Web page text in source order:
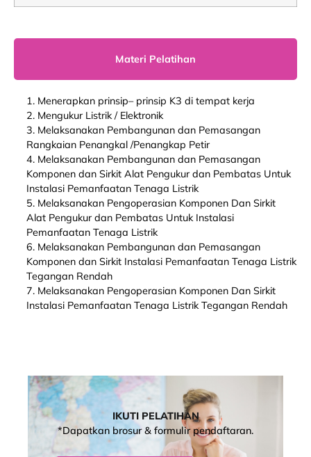
Materi Pelatihan
1. Menerapkan prinsip– prinsip K3 di tempat kerja
2. Mengukur Listrik / Elektronik
3. Melaksanakan Pembangunan dan Pemasangan
Rangkaian Penangkal /Penangkap Petir
4. Melaksanakan Pembangunan dan Pemasangan
Komponen dan Sirkit Alat Pengukur dan Pembatas Untuk
Instalasi Pemanfaatan Tenaga Listrik
5. Melaksanakan Pengoperasian Komponen Dan Sirkit
Alat Pengukur dan Pembatas Untuk Instalasi
Pemanfaatan Tenaga Listrik
6. Melaksanakan Pembangunan dan Pemasangan
Komponen dan Sirkit Instalasi Pemanfaatan Tenaga Listrik
Tegangan Rendah
7. Melaksanakan Pengoperasian Komponen Dan Sirkit
Instalasi Pemanfaatan Tenaga Listrik Tegangan Rendah
IKUTI PELATIHAN
*Dapatkan brosur & formulir pendaftaran.